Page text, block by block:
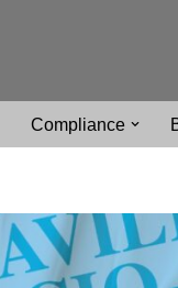
Compliance